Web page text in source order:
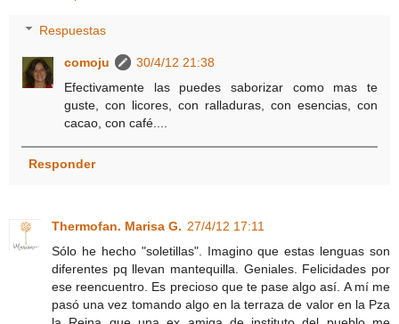
Respuestas
comoju
30/4/12 21:38
Efectivamente las puedes saborizar como mas te
guste, con licores, con ralladuras, con esencias, con
cacao, con café....
Responder
Thermofan. Marisa G. 27/4/12 17:11
Sólo he hecho "soletillas". Imagino que estas lenguas son
diferentes pq llevan mantequilla. Geniales. Felicidades por
ese reencuentro. Es precioso que te pase algo así. A mí me
pasó una vez tomando algo en la terraza de valor en la Pza